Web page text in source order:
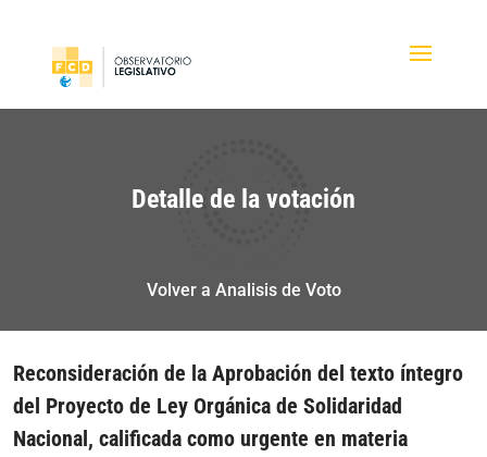
Detalle de la votación
Volver a Analisis de Voto
Reconsideración de la Aprobación del texto íntegro
del Proyecto de Ley Orgánica de Solidaridad
Nacional, calificada como urgente en materia